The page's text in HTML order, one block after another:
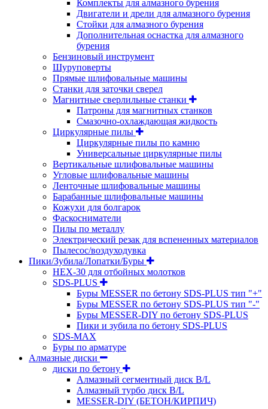
Комплекты для алмазного бурения
Двигатели и дрели для алмазного бурения
Стойки для алмазного бурения
Дополнительная оснастка для алмазного
бурения
Бензиновый инструмент
Шуруповерты
Прямые шлифовальные машины
Станки для заточки сверел
Магнитные сверлильные станки
Патроны для магнитных станков
Смазочно-охлаждающая жидкость
Циркулярные пилы
Циркулярные пилы по камню
Универсальные циркулярные пилы
Вертикальные шлифовальные машины
Угловые шлифовальные машины
Ленточные шлифовальные машины
Барабанные шлифовальные машины
Кожухи для болгарок
Фаскосниматели
Пилы по металлу
Электрический резак для вспененных материалов
Пылесос/воздуходувка
Пики/Зубила/Лопатки/Буры
HEX-30 для отбойных молотков
SDS-PLUS
Буры MESSER по бетону SDS-PLUS тип "+"
Буры MESSER по бетону SDS-PLUS тип "-"
Буры MESSER-DIY по бетону SDS-PLUS
Пики и зубила по бетону SDS-PLUS
SDS-MAX
Буры по арматуре
Алмазные диски
диски по бетону
Алмазный сегментный диск B/L
Алмазный турбо диск B/L
MESSER-DIY (БЕТОН/КИРПИЧ)